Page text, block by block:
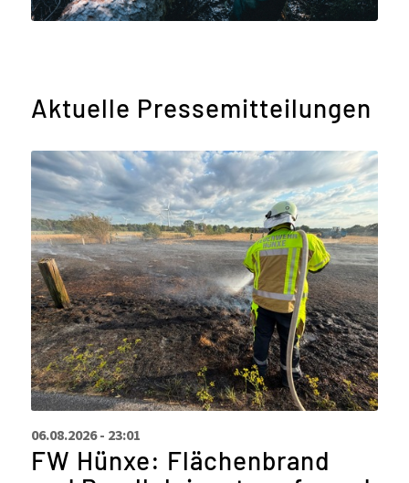
Aktuelle Pressemitteilungen
06.08.2026 - 23:01
FW Hünxe: Flächenbrand